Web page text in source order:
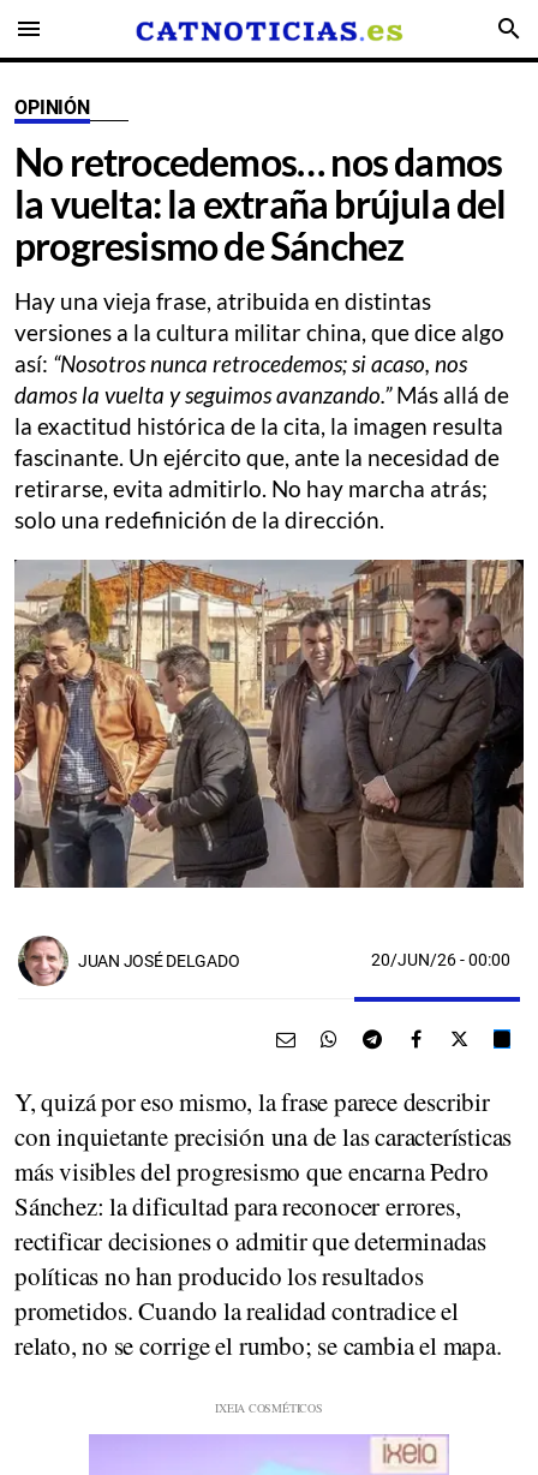
menu search
OPINIÓN
No retrocedemos… nos damos
la vuelta: la extraña brújula del
progresismo de Sánchez
Hay una vieja frase, atribuida en distintas
versiones a la cultura militar china, que dice algo
así: “Nosotros nunca retrocedemos; si acaso, nos
damos la vuelta y seguimos avanzando.”Más allá de
la exactitud histórica de la cita, la imagen resulta
fascinante. Un ejército que, ante la necesidad de
retirarse, evita admitirlo. No hay marcha atrás;
solo una redefinición de la dirección.
JUAN JOSÉ DELGADO 20/JUN/26- 00:00
Y, quizá por eso mismo, la frase parece describir
con inquietante precisión una de las características
más visibles del progresismo que encarna Pedro
Sánchez: la dificultad para reconocer errores,
rectificar decisiones o admitir que determinadas
políticas no han producido los resultados
prometidos. Cuando la realidad contradice el
relato, no se corrige el rumbo; se cambia el mapa.